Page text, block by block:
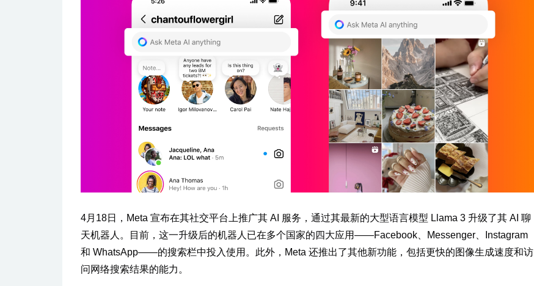
4月18日，Meta 宣布在其社交平台上推广其 AI 服务，通过其最新的大型语言模型 Llama 3 升级了其 AI 聊
天机器人。目前，这一升级后的机器人已在多个国家的四大应用——Facebook、Messenger、Instagram
和 WhatsApp——的搜索栏中投入使用。此外，Meta 还推出了其他新功能，包括更快的图像生成速度和访
问网络搜索结果的能力。